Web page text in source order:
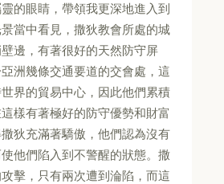
的眼睛，帶領我更深地進入到
當中看見，撒狄教會所處的城
邊，有著很好的天然防守屏
洲幾條交通要道的交會處，這
界的貿易中心，因此他們累積
樣有著極好的防守優勢和財富
狄充滿著驕傲，他們認為沒有
他們陷入到不警醒的狀態。撒
擊，只有兩次遭到淪陷，而這